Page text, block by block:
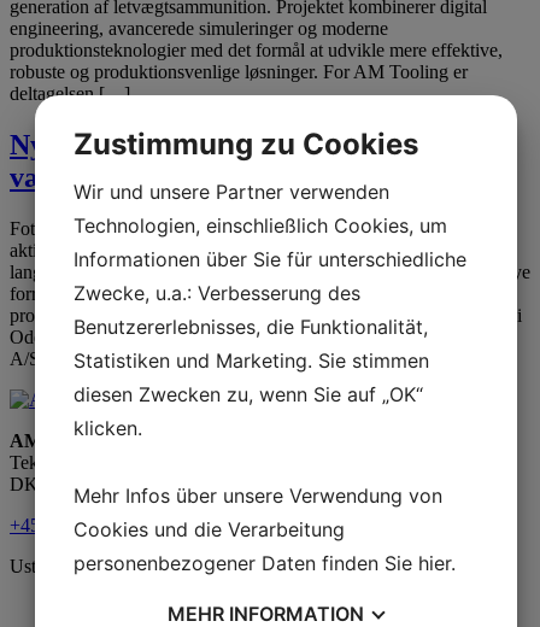
generation af letvægtsammunition. Projektet kombinerer digital
engineering, avancerede simuleringer og moderne
produktionsteknologier med det formål at udvikle mere effektive,
robuste og produktionsvenlige løsninger. For AM Tooling er
deltagelsen […]
Ny medejer skal være med til at sikre
vækstpotentialet for AM Tooling
Foto: Mads Bordinggaard AM Tooling A/S sælger 33 procent af
aktierne til Profound Partners A/S for at underbygge en vision om
langsigtet vækst ved at styrke de danske aktiviteter og indtræde i nye
forretningsområder Danmarks førende leverandør af
produktionsværktøjer og komplette produktionslinjer, AM Tooling i
Odense, har fået ny medejer. Silkeborgselskabet Profound Partners
A/S har […]
AM Værktøj Odense A/S
Teknikvej 25
DK-5260 Odense S
+45 63 95 56 00
Ust-IdNr. 15053135
Zustimmung zu Cookies
Wir und unsere Partner verwenden
Technologien, einschließlich Cookies, um
Informationen über Sie für unterschiedliche
Zwecke, u.a.: Verbesserung des
Benutzererlebnisses, die Funktionalität,
Statistiken und Marketing. Sie stimmen
diesen Zwecken zu, wenn Sie auf „OK“
klicken.
Mehr Infos über unsere Verwendung von
Cookies und die Verarbeitung
personenbezogener Daten finden Sie hier.
MEHR INFORMATION